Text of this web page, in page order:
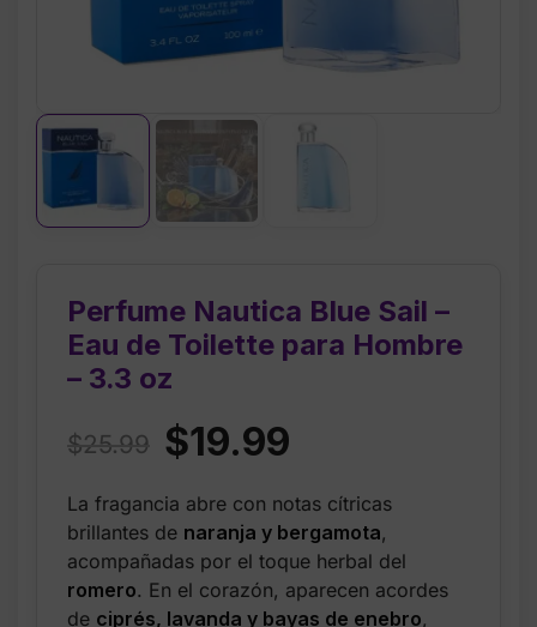
Perfume Nautica Blue Sail –
Eau de Toilette para Hombre
– 3.3 oz
$25.99
Original
was:
$25.99.
$19.99
is:
$19.99.
La fragancia abre con notas cítricas
brillantes de naranja y bergamota,
acompañadas por el toque herbal del
romero. En el corazón, aparecen acordes
de ciprés, lavanda y bayas de enebro,